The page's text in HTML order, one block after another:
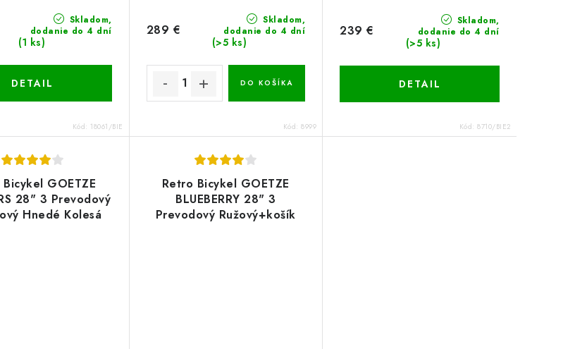
Skladom,
dodanie do 4 dní
(1 ks)
DETAIL
Kód: 18061/BIE
Skladom,
dodanie do 4 dní
(>5 ks)
289 €
DO KOŠÍKA
Kód:8999
Skladom,
dodanie do 4 dní
(>5 ks)
239 €
DETAIL
Kód:8710/BIE2
GOETZE
28" 3 Prevodový
Hnedé Kolesá
Retro Bicykel GOETZE
BLUEBERRY 28" 3
Prevodový Ružový+košík